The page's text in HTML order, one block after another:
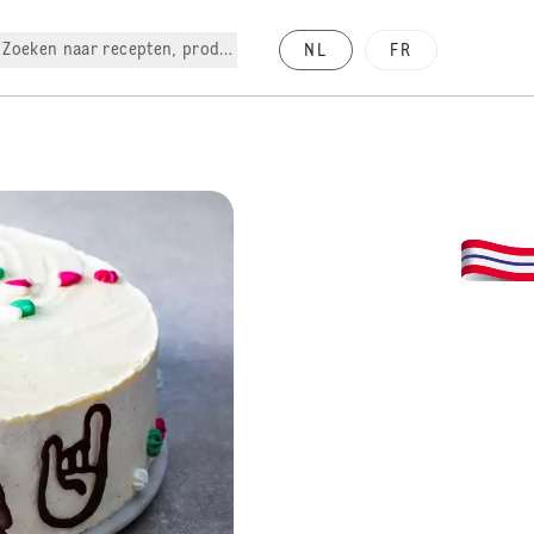
Zoeken naar recepten, producten, enz. NL FR